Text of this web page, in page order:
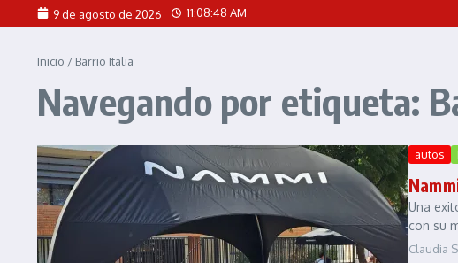
Saltar al contenido9 de agosto de 2026 11:08:48 AM
Inicio / Barrio Italia
Navegando por etiqueta:
autos
Una
con su
Claudia